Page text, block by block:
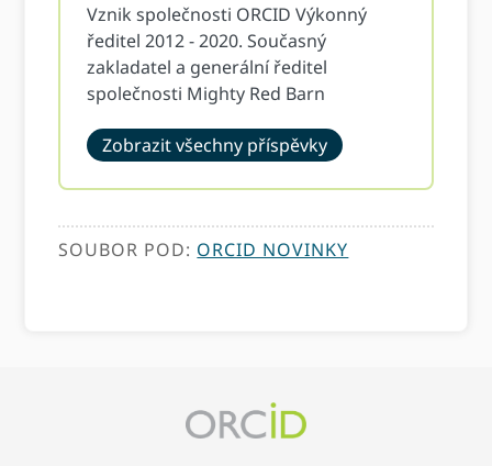
Vznik společnosti ORCID Výkonný
ředitel 2012 - 2020. Současný
zakladatel a generální ředitel
společnosti Mighty Red Barn
Zobrazit všechny příspěvky
SOUBOR POD: ORCID NOVINKY